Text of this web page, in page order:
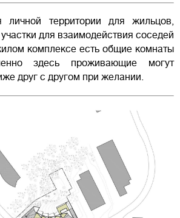
личной территории для жильцов,
для взаимодействия соседей
комплексе есть общие комнаты
здесь проживающие могут
друг с другом при желании.